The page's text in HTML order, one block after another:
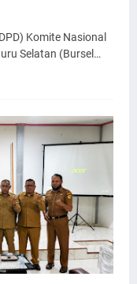
Komite Nasional
Selatan (Bursel…